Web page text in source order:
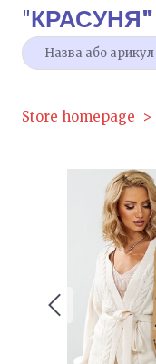
"КРАСУНЯ"
Store homepage